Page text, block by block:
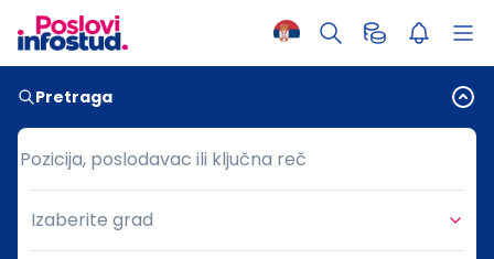
Pretraga
Pozicija, poslodavac ili ključna reč
Pozicija, poslodavac ili ključna reč
Grad
Izaberite grad